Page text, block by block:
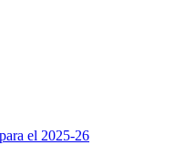
el 2025-26